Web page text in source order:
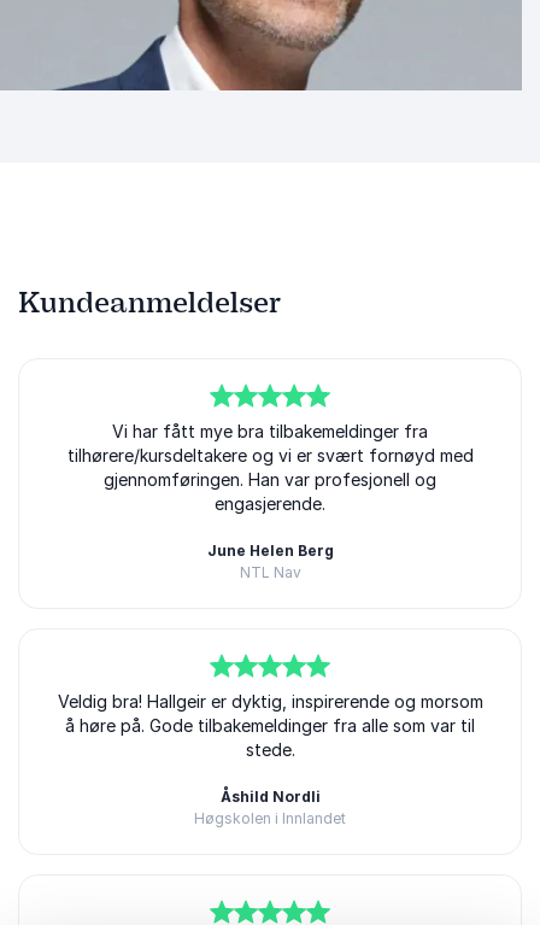
Kundeanmeldelser
Vi har fått mye bra tilbakemeldinger fra
tilhørere/kursdeltakere og vi er svært fornøyd med
gjennomføringen. Han var profesjonell og
engasjerende.
June Helen Berg
NTL Nav
5av5
Veldig bra! Hallgeir er dyktig, inspirerende og morsom
å høre på. Gode tilbakemeldinger fra alle som var til
stede.
Åshild Nordli
Høgskolen i Innlandet